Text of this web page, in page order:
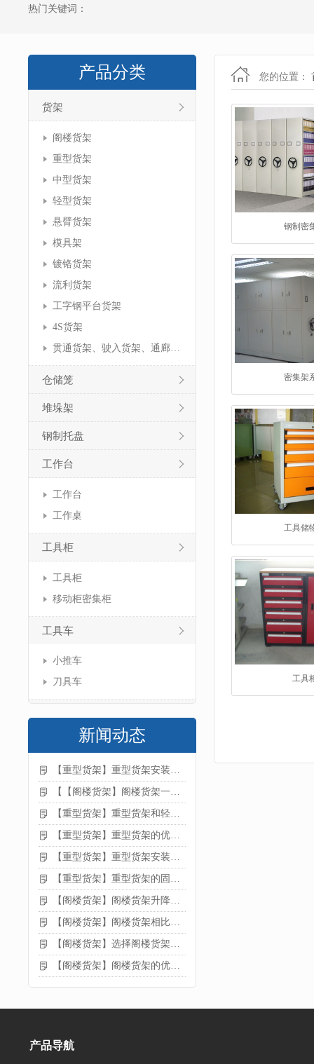
热门关键词：
产品分类
货架
阁楼货架
重型货架
中型货架
轻型货架
悬臂货架
模具架
镀铬货架
流利货架
工字钢平台货架
4S货架
贯通货架、驶入货架、通廊货架
仓储笼
堆垛架
钢制托盘
工作台
工作台
工作桌
工具柜
工具柜
移动柜密集柜
工具车
小推车
刀具车
新闻动态
【重型货架】重型货架安装注意事项
【【阁楼货架】阁楼货架一般有哪些用途
【重型货架】重型货架和轻型货架的区别是什么
【重型货架】重型货架的优缺点
【重型货架】重型货架安装需要注意什么？
【重型货架】重型货架的固定方法
【阁楼货架】阁楼货架升降机需要注意哪些
【阁楼货架】阁楼货架相比传统货架的优势是什么
【阁楼货架】选择阁楼货架的好处？
【阁楼货架】阁楼货架的优点是什么
您的位置：
钢制密
密集架
工具储
工具
产品导航